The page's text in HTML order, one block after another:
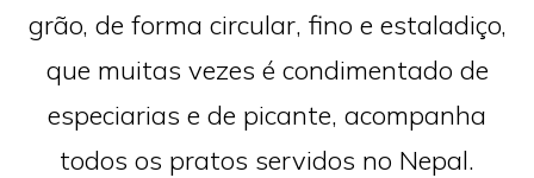
grão, de forma circular, fino e estaladiço,
que muitas vezes é condimentado de
especiarias e de picante, acompanha
todos os pratos servidos no Nepal.